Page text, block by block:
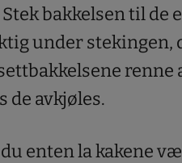
bakkelsen til de
under stekingen,
renne
de avkjøles.
enten la kakene